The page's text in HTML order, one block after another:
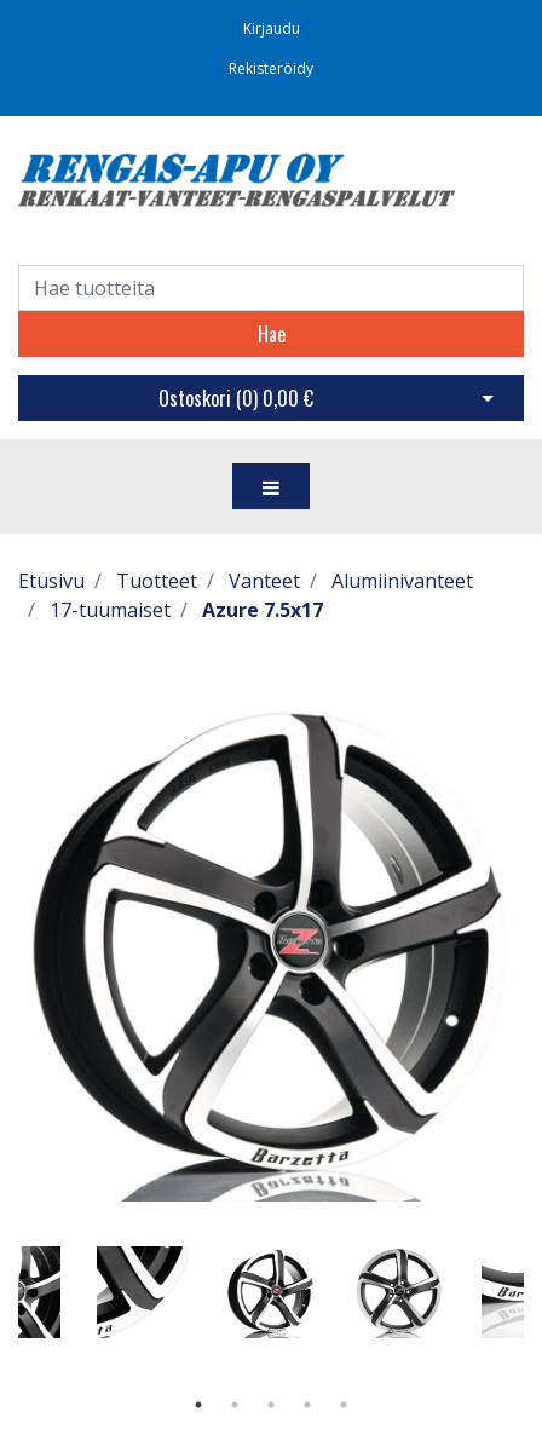
Kirjaudu
Rekisteröidy
Hae
Ostoskori (0) 0,00 € Avaa
Etusivu Tuotteet Vanteet
Alumiinivanteet
17-tuumaiset
Azure 7.5x17